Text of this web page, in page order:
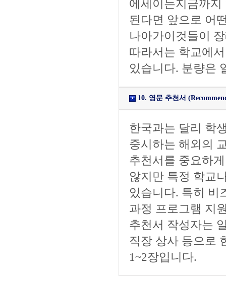
에세이는지금까
된다면 앞으로 어
나아가이것들이
따라서는 학교에
있습니다. 분량은
10. 영문 추천서
한국과는 달리 학
중시하는 해외의
추천서를 중요하
않지만 특정 학교
있습니다. 특히 비
과정 프로그램 지
추천서 작성자는
직장 상사 등으로
1~2장입니다.